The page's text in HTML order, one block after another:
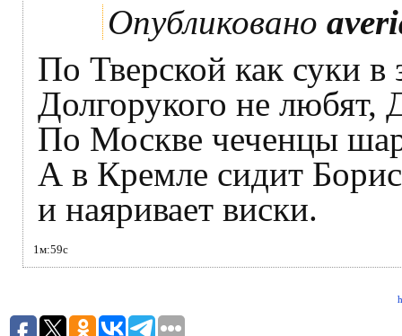
Опубликовано
По Тверской как суки в
Долгорукого не
По Москве чеченцы
А в Кремле сидит
и наяривает виски.
1м:59с